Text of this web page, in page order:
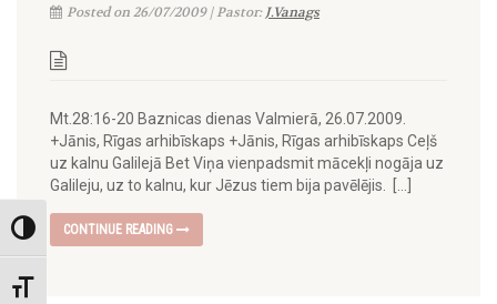
Toggle High Contrast
Toggle Font size
Posted on 26/07/2009 | Pastor:J.Vanags
Mt.28:16-20 Baznicas dienas Valmierā, 26.07.2009.
+Jānis, Rīgas arhibīskaps +Jānis, Rīgas arhibīskaps Ceļš
uz kalnu Galilejā Bet Viņa vienpadsmit mācekļi nogāja uz
Galileju, uz to kalnu, kur Jēzus tiem bija pavēlējis. […]
CONTINUE READING